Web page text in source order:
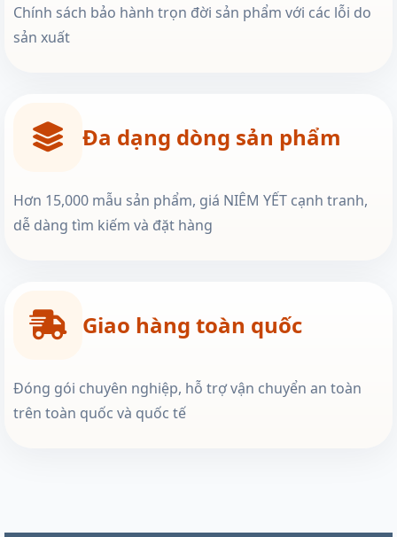
Chính sách bảo hành trọn đời sản phẩm với các lỗi do
sản xuất
Đa dạng dòng sản phẩm
Hơn 15,000 mẫu sản phẩm, giá NIÊM YẾT cạnh tranh,
dễ dàng tìm kiếm và đặt hàng
Giao hàng toàn quốc
Đóng gói chuyên nghiệp, hỗ trợ vận chuyển an toàn
trên toàn quốc và quốc tế